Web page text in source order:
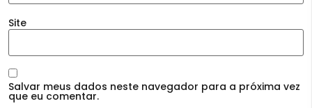
Site
Salvar meus dados neste navegador para a próxima vez
que eu comentar.